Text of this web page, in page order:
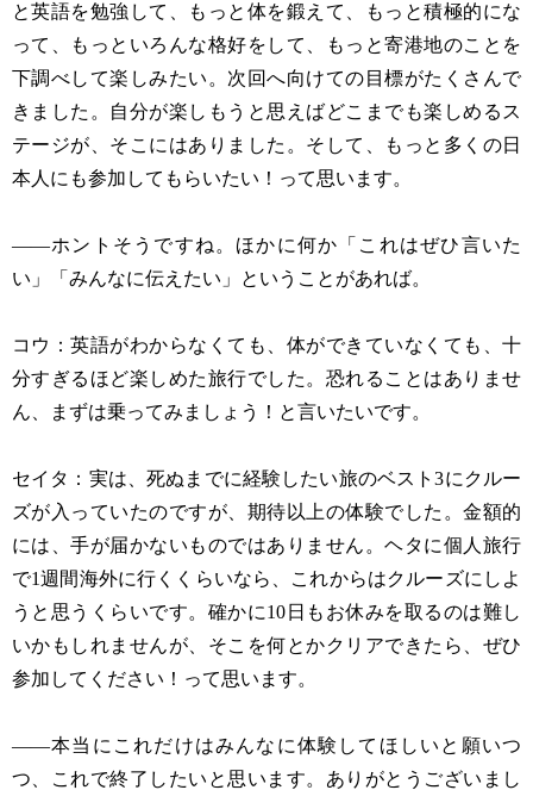
と英語を勉強して、もっと体を鍛えて、もっと積極的にな
って、もっといろんな格好をして、もっと寄港地のことを
下調べして楽しみたい。次回へ向けての目標がたくさんで
きました。自分が楽しもうと思えばどこまでも楽しめるス
テージが、そこにはありました。そして、もっと多くの日
本人にも参加してもらいたい！って思います。
——ホントそうですね。ほかに何か「これはぜひ言いた
い」「みんなに伝えたい」ということがあれば。
コウ：英語がわからなくても、体ができていなくても、十
分すぎるほど楽しめた旅行でした。恐れることはありませ
ん、まずは乗ってみましょう！と言いたいです。
セイタ：実は、死ぬまでに経験したい旅のベスト3にクルー
ズが入っていたのですが、期待以上の体験でした。金額的
には、手が届かないものではありません。ヘタに個人旅行
で1週間海外に行くくらいなら、これからはクルーズにしよ
うと思うくらいです。確かに10日もお休みを取るのは難し
いかもしれませんが、そこを何とかクリアできたら、ぜひ
参加してください！って思います。
——本当にこれだけはみんなに体験してほしいと願いつ
つ、これで終了したいと思います。ありがとうございまし